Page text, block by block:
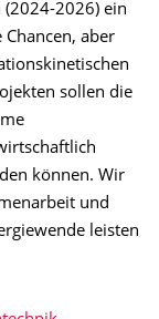
(2024-2026) ein
Chancen, aber
sollen die
können. Wir
und
leisten